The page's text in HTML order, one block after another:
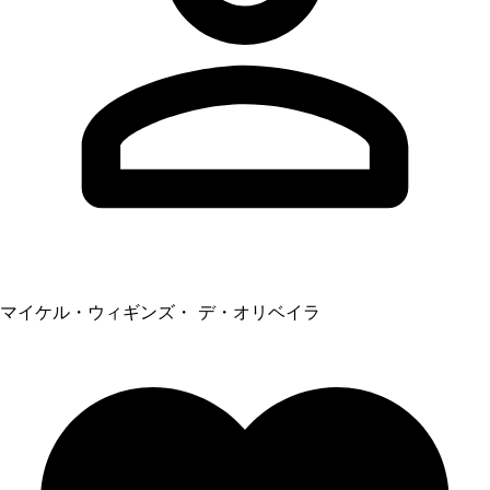
マイケル・ウィギンズ・ デ・オリベイラ